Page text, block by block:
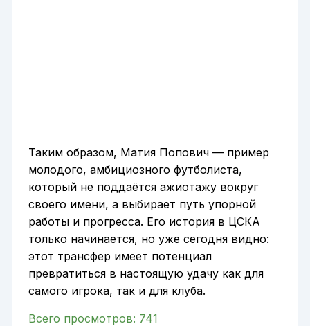
Таким образом, Матия Попович — пример
молодого, амбициозного футболиста,
который не поддаётся ажиотажу вокруг
своего имени, а выбирает путь упорной
работы и прогресса. Его история в ЦСКА
только начинается, но уже сегодня видно:
этот трансфер имеет потенциал
превратиться в настоящую удачу как для
самого игрока, так и для клуба.
Всего просмотров: 741